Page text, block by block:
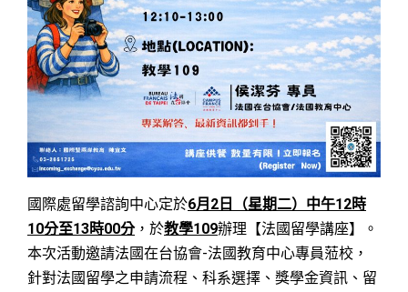
國際處留學諮詢中心定於6月2 日（星期二）中午12時
10分至13時00分，於教學109辦理【法國留學講座】。
本次活動邀請法國在台協會-法國教育中心專員蒞校，
針對法國留學之申請流程、科系選擇、獎學金資訊、留